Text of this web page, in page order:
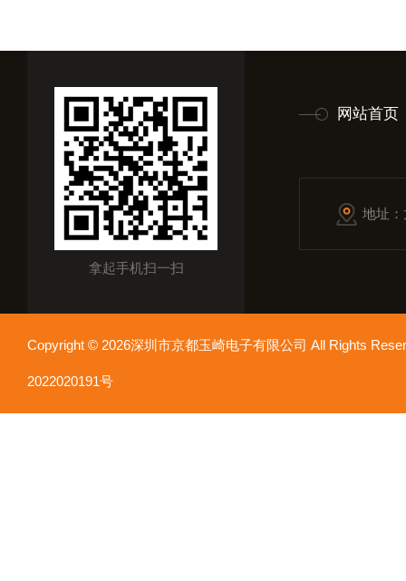
拿起手机扫一扫
网站首页
地址
Copyright © 2026深圳市京都玉崎电子有限公司 All Rights
2022020191号